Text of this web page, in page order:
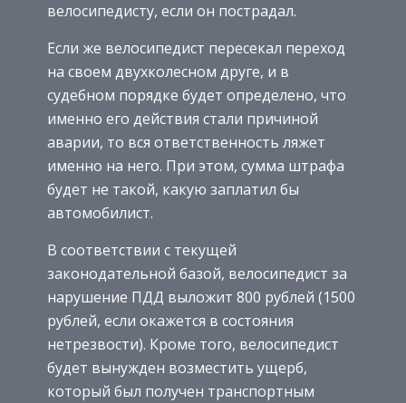
велосипедисту, если он пострадал.
Если же велосипедист пересекал переход
на своем двухколесном друге, и в
судебном порядке будет определено, что
именно его действия стали причиной
аварии, то вся ответственность ляжет
именно на него. При этом, сумма штрафа
будет не такой, какую заплатил бы
автомобилист.
В соответствии с текущей
законодательной базой, велосипедист за
нарушение ПДД выложит 800 рублей (1500
рублей, если окажется в состояния
нетрезвости). Кроме того, велосипедист
будет вынужден возместить ущерб,
который был получен транспортным